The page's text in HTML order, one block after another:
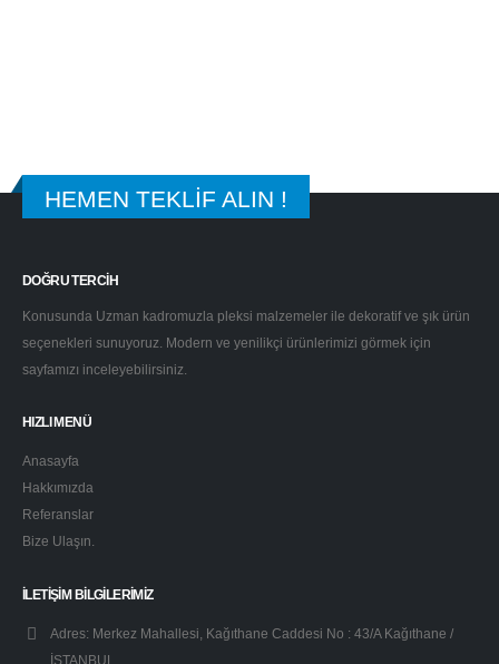
HEMEN TEKLİF ALIN !
DOĞRU TERCİH
Konusunda Uzman kadromuzla pleksi malzemeler ile dekoratif ve şık ürün
seçenekleri sunuyoruz. Modern ve yenilikçi ürünlerimizi görmek için
sayfamızı inceleyebilirsiniz.
HIZLI MENÜ
Anasayfa
Hakkımızda
Referanslar
Bize Ulaşın.
İLETIŞIM BILGILERIMIZ
Adres: Merkez Mahallesi, Kağıthane Caddesi No : 43/A Kağıthane /
İSTANBUL